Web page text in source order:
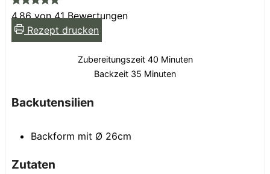
4.86von41Bewertungen
Rezept drucken
Zubereitungszeit 40Minuten
Minuten
Backzeit 35 Minuten
Minuten
Backutensilien
Backform mit Ø 26cm
Zutaten